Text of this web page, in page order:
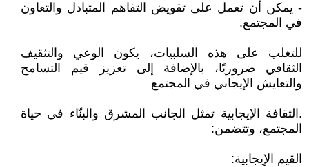
- يمكن أن تعمل على تقويض التفاهم المتبادل والتعاون
في المجتمع.
للتغلب على هذه السلبيات، يكون الوعي والتثقيف
الثقافي ضروريًا، بالإضافة إلى تعزيز قيم التسامح
والتعايش الإيجابي في المجتمع
.الثقافة الإيجابية تمثل الجانب المشرق والبنّاء في حياة
المجتمع، وتتضمن:
القيم الإيجابية: